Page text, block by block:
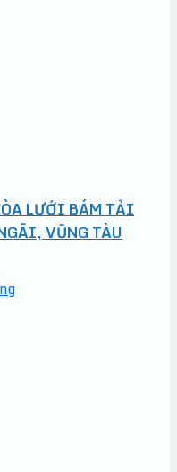
LƯỚI BÁM TẢI
VŨNG TÀU